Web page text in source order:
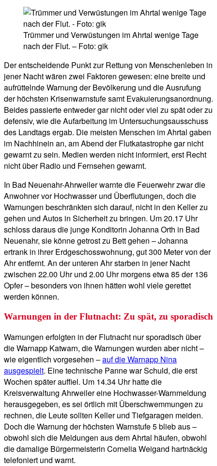
Trümmer und Verwüstungen im Ahrtal wenige Tage
nach der Flut. – Foto: gik
Der entscheidende Punkt zur Rettung von Menschenleben in
jener Nacht wären zwei Faktoren gewesen: eine breite und
aufrüttelnde Warnung der Bevölkerung und die Ausrufung
der höchsten Krisenwarnstufe samt Evakuierungsanordnung.
Beides passierte entweder gar nicht oder viel zu spät oder zu
defensiv, wie die Aufarbeitung im Untersuchungsausschuss
des Landtags ergab. Die meisten Menschen im Ahrtal gaben
im Nachhinein an, am Abend der Flutkatastrophe gar nicht
gewarnt zu sein. Medien werden nicht informiert, erst Recht
nicht über Radio und Fernsehen gewarnt.
In Bad Neuenahr-Ahrweiler warnte die Feuerwehr zwar die
Anwohner vor Hochwasser und Überflutungen, doch die
Warnungen beschränkten sich darauf, nicht in den Keller zu
gehen und Autos in Sicherheit zu bringen. Um 20.17 Uhr
schloss daraus die junge Konditorin Johanna Orth in Bad
Neuenahr, sie könne getrost zu Bett gehen – Johanna
ertrank in ihrer Erdgeschosswohnung, gut 300 Meter von der
Ahr entfernt. An der unteren Ahr starben in jener Nacht
zwischen 22.00 Uhr und 2.00 Uhr morgens etwa 85 der 136
Opfer – besonders von ihnen hätten wohl viele gerettet
werden können.
Warnungen in der Flutnacht: Zu spät, zu sporadisch
Warnungen erfolgten in der Flutnacht nur sporadisch über
die Warnapp Katwarn, die Warnungen wurden aber nicht –
wie eigentlich vorgesehen –auf die Warnapp Nina
ausgespielt. Eine technische Panne war Schuld, die erst
Wochen später auffiel. Um 14.34 Uhr hatte die
Kreisverwaltung Ahrweiler eine Hochwasser-Warnmeldung
herausgegeben, es sei örtlich mit Überschwemmungen zu
rechnen, die Leute sollten Keller und Tiefgaragen meiden.
Doch die Warnung der höchsten Warnstufe 5 blieb aus –
obwohl sich die Meldungen aus dem Ahrtal häufen, obwohl
die damalige Bürgermeisterin Cornelia Weigand hartnäckig
telefoniert und warnt.